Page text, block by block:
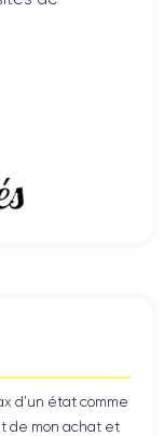
d’un état comme
de mon achat et